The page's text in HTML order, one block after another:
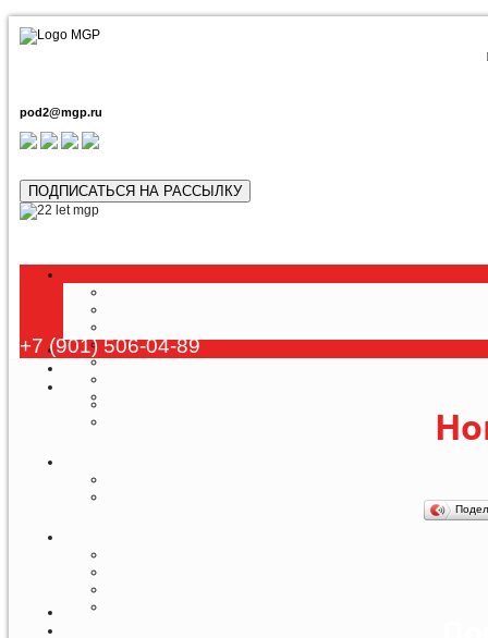
pod2@mgp.ru
ПОДПИСАТЬСЯ НА РАССЫЛКУ
+7 (901) 506-04-89